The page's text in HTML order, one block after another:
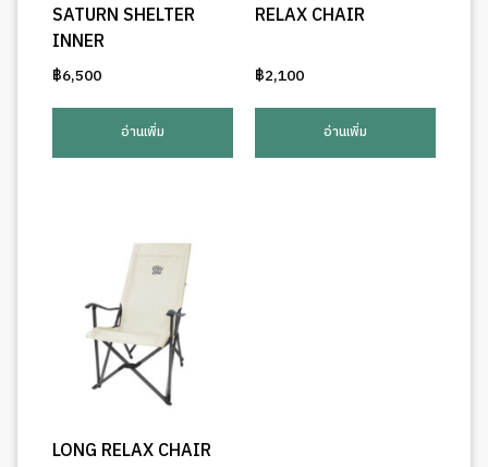
SATURN SHELTER
INNER
฿6,500
อ่านเพิ่ม
RELAX CHAIR
฿2,100
อ่านเพิ่ม
LONG RELAX CHAIR